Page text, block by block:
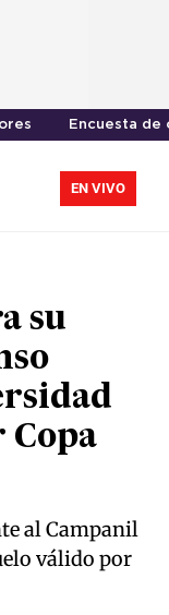
Encuesta de
EN VIVO
su
Copa
al Campanil
válido por